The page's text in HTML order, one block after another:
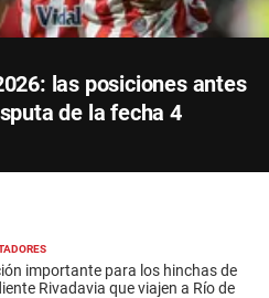
las posiciones antes
de la fecha 4
importante para los hinchas de
Rivadavia que viajen a Río de